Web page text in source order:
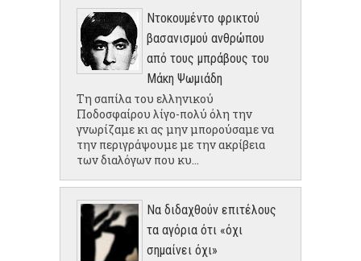
Ντοκουμέντο φρικτού
βασανισμού ανθρώπου
από τους μπράβους του
Μάκη Ψωμιάδη
Τη σαπίλα του ελληνικού
Ποδοσφαίρου λίγο-πολύ όλη την
γνωρίζαμε κι ας μην μπορούσαμε να
την περιγράψουμε με την ακρίβεια
των διαλόγων που κυ...
Να διδαχθούν επιτέλους
τα αγόρια ότι «όχι
σημαίνει όχι»